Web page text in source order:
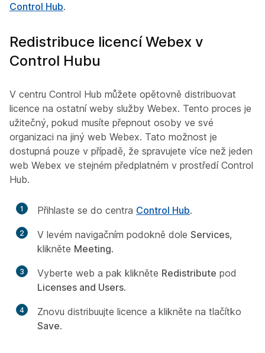
Control Hub.
Redistribuce licencí Webex v
Control Hubu
V centru Control Hub můžete opětovně distribuovat
licence na ostatní weby služby Webex. Tento proces je
užitečný, pokud musíte přepnout osoby ve své
organizaci na jiný web Webex. Tato možnost je
dostupná pouze v případě, že spravujete více než jeden
web Webex ve stejném předplatném v prostředí Control
Hub.
1 Přihlaste se do centra Control Hub.
2 V levém navigačním podokně dole Services,
klikněte Meeting.
3 Vyberte web a pak klikněte Redistribute pod
Licenses and Users.
4
Znovu distribuujte licence a klikněte na tlačítko
Save.